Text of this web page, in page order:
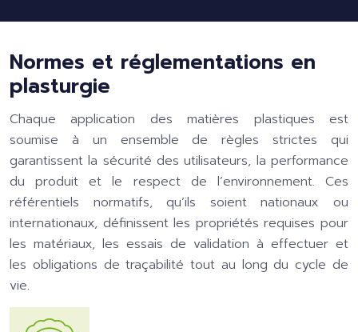
Normes et réglementations en
plasturgie
Chaque application des matières plastiques est
soumise à un ensemble de règles strictes qui
garantissent la sécurité des utilisateurs, la performance
du produit et le respect de l’environnement. Ces
référentiels normatifs, qu’ils soient nationaux ou
internationaux, définissent les propriétés requises pour
les matériaux, les essais de validation à effectuer et
les obligations de traçabilité tout au long du cycle de
vie.